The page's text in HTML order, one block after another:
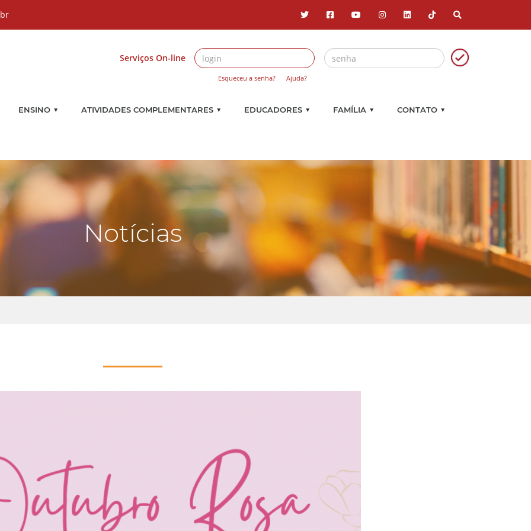
Serviços On-line
Esqueceu a senha? Ajuda?
ENSINO ▼ ATIVIDADES COMPLEMENTARES ▼ EDUCADORES ▼ FAMÍLIA ▼ CONTATO ▼
Notícias